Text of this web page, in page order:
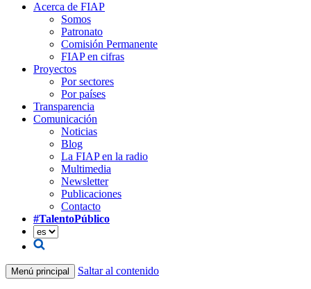
Acerca de FIAP
Somos
Patronato
Comisión Permanente
FIAP en cifras
Proyectos
Por sectores
Por países
Transparencia
Comunicación
Noticias
Blog
La FIAP en la radio
Multimedia
Newsletter
Publicaciones
Contacto
#TalentoPúblico
Menú principal Saltar al contenido